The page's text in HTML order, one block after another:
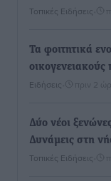
Τοπικές Ειδήσεις
Τα φοιτητικά
Ειδήσεις πριν 2
Δύο νέοι
Δυνάμεις στη
Τοπικές Ειδήσεις